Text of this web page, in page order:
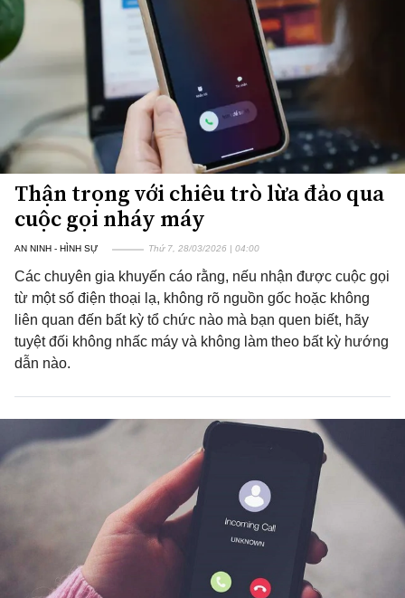
Thận trọng với chiêu trò lừa đảo qua
cuộc gọi nháy máy
AN NINH - HÌNH SỰ Thứ 7, 28/03/2026 | 04:00
Các chuyên gia khuyến cáo rằng, nếu nhận được cuộc gọi
từ một số điện thoại lạ, không rõ nguồn gốc hoặc không
liên quan đến bất kỳ tổ chức nào mà bạn quen biết, hãy
tuyệt đối không nhấc máy và không làm theo bất kỳ hướng
dẫn nào.